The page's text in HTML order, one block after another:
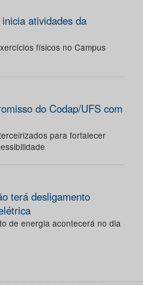
atividades da
físicos no Campus
do Codap/UFS com
para fortalecer
terá desligamento
de energia acontecerá no dia